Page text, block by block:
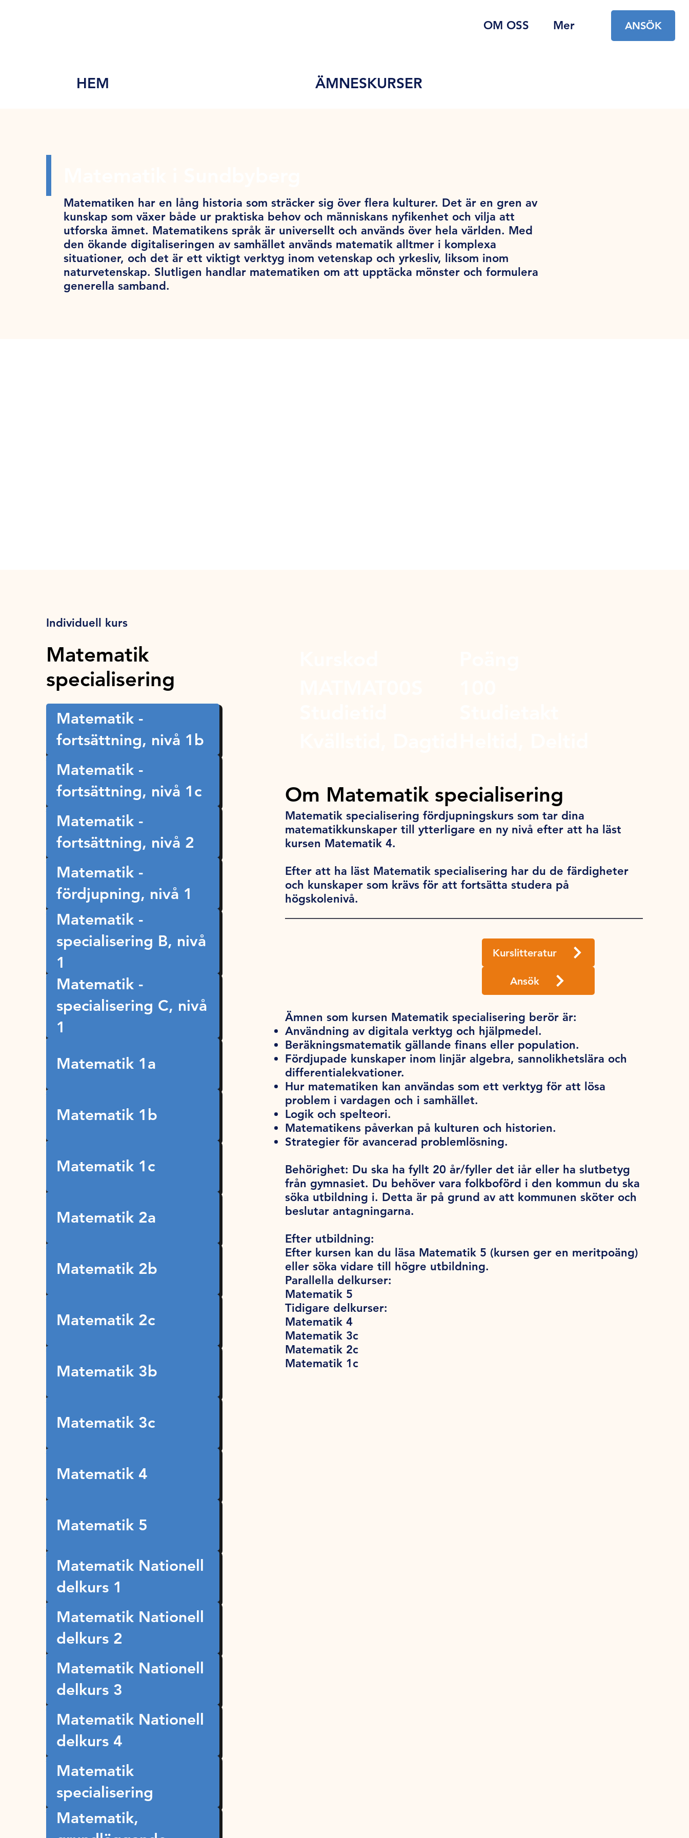
OM OSS Mer ANSÖK
HEM ÄMNESKURSER
Matematiken har en lång historia som sträcker sig över flera kulturer. Det är en gren av
kunskap som växer både ur praktiska behov och människans nyfikenhet och vilja att
utforska ämnet. Matematikens språk är universellt och används över hela världen. Med
den ökande digitaliseringen av samhället används matematik alltmer i komplexa
situationer, och det är ett viktigt verktyg inom vetenskap och yrkesliv, liksom inom
naturvetenskap. Slutligen handlar matematiken om att upptäcka mönster och formulera
generella samband.
Individuell kurs
Matematik
specialisering
Matematik -
fortsättning, nivå 1b
Matematik -
fortsättning, nivå 1c
Matematik -
fortsättning, nivå 2
Matematik -
fördjupning, nivå 1
Matematik -
specialisering B, nivå
1
Matematik -
specialisering C, nivå
1
Matematik 1a
Matematik 1b
Matematik 1c
Matematik 2a
Matematik 2b
Matematik 2c
Matematik 3b
Matematik 3c
Matematik 4
Matematik 5
Matematik Nationell
delkurs 1
Matematik Nationell
delkurs 2
Matematik Nationell
delkurs 3
Matematik Nationell
delkurs 4
Matematik
specialisering
Matematik,
Om Matematik specialisering
Matematik specialisering fördjupningskurs som tar dina
matematikkunskaper till ytterligare en ny nivå efter att ha läst
kursen Matematik 4.
Efter att ha läst Matematik specialisering har du de färdigheter
och kunskaper som krävs för att fortsätta studera på
högskolenivå.
Kurslitteratur
Ansök
Ämnen som kursen Matematik specialisering berör är:
Användning av digitala verktyg och hjälpmedel.
Beräkningsmatematik gällande finans eller population.
Fördjupade kunskaper inom linjär algebra, sannolikhetslära och
differentialekvationer.
Hur matematiken kan användas som ett verktyg för att lösa
problem i vardagen och i samhället.
Logik och spelteori.
Matematikens påverkan på kulturen och historien.
Strategier för avancerad problemlösning.
Behörighet: Du ska ha fyllt 20 år/fyller det iår eller ha slutbetyg
från gymnasiet. Du behöver vara folkboförd i den kommun du ska
söka utbildning i. Detta är på grund av att kommunen sköter och
beslutar antagningarna.
Efter utbildning:
Efter kursen kan du läsa Matematik 5 (kursen ger en meritpoäng)
eller söka vidare till högre utbildning.
Parallella delkurser:
Matematik 5
Tidigare delkurser:
Matematik 4
Matematik 3c
Matematik 2c
Matematik 1c